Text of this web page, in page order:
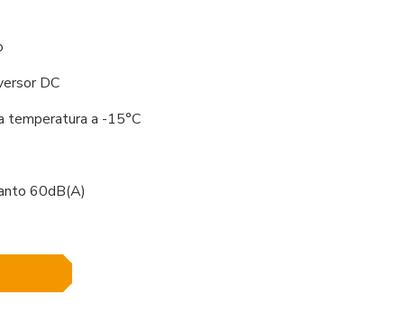
DC
temperatura a -15°C
60dB(A)